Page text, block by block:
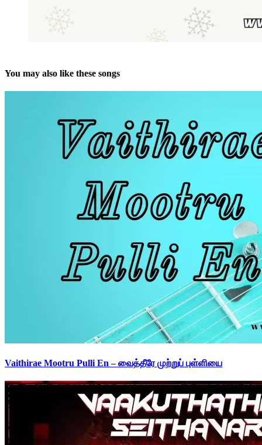
You may also like these songs
Vaithirae Mootru Pulli En – வைத்தீரே முற்றுப் புள்ளியை